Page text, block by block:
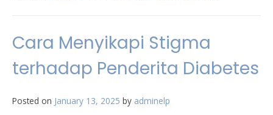
Cara Menyikapi Stigma
terhadap Penderita Diabetes
Posted on January 13, 2025 by adminelp